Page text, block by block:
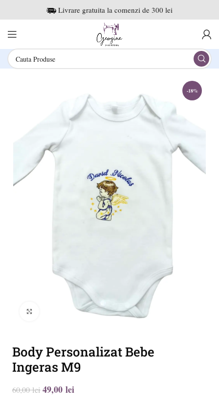
Livrare gratuita la comenzi de 300 lei
-18%
Click to enlarge
Body Personalizat Bebe
Ingeras M9
60,00lei49,00 lei